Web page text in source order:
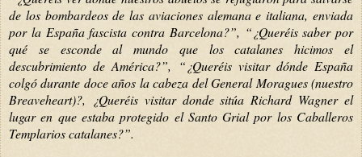
de los bombardeos de las aviaciones alemana e italiana, enviada
por la España fascista contra Barcelona?”, “¿Queréis saber por
qué se esconde al mundo que los catalanes hicimos el
descubrimiento de América?”, “¿Queréis visitar dónde España
colgó durante doce años la cabeza del General Moragues (nuestro
Breaveheart)?, ¿Queréis visitar donde sitúa Richard Wagner el
lugar en que estaba protegido el Santo Grial por los Caballeros
Templarios catalanes?”.